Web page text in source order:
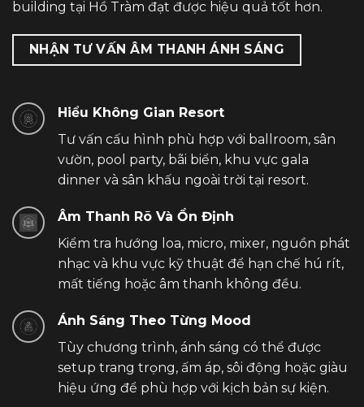
building tại Hồ Tràm đạt được hiệu quả tốt hơn.
NHẬN TƯ VẤN ÂM THANH ÁNH SÁNG
Hiểu Không Gian Resort
Tư vấn cấu hình phù hợp với ballroom, sân
vườn, pool party, bãi biển, khu vực gala
dinner và sân khấu ngoài trời tại resort.
Âm Thanh Rõ Và Ổn Định
Kiểm tra hướng loa, micro, mixer, nguồn phát
nhạc và khu vực kỹ thuật để hạn chế hú rít,
mất tiếng hoặc âm thanh không đều.
Ánh Sáng Theo Từng Mood
Tùy chương trình, ánh sáng có thể được
setup trang trọng, ấm áp, sôi động hoặc giàu
hiệu ứng để phù hợp với kịch bản sự kiện.